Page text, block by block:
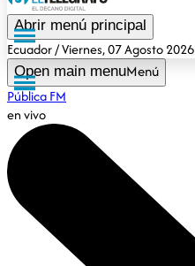
Abrir menú principal
Ecuador/ Viernes, 07 Agosto 2026
Open main menuMenú
Pública FM
en vivo